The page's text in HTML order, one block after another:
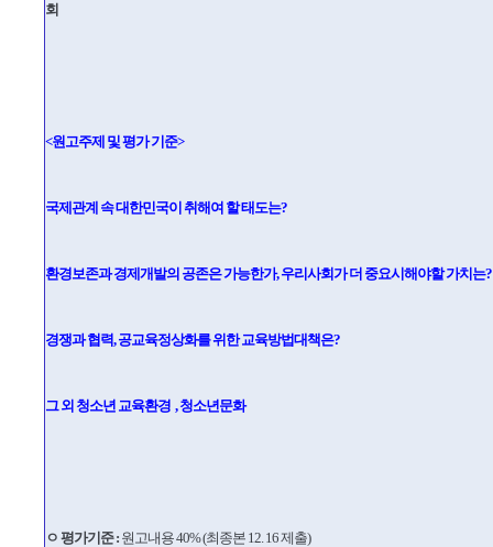
회
<원고주제 및 평가 기준>
국제관계 속 대한민국이 취해여 할 태도는?
환경보존과 경제개발의 공존은 가능한가, 우리사회가 더 중요시해야할 가치는?
경쟁과 협력, 공교육정상화를 위한 교육방법대책은?
그 외 청소년 교육환경 , 청소년문화
ㅇ 평가기준: 원고내용 40% (최종본 12. 16 제출)